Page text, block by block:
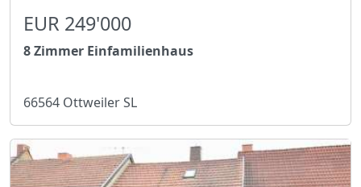
EUR 249'000
8 Zimmer Einfamilienhaus
66564 Ottweiler SL